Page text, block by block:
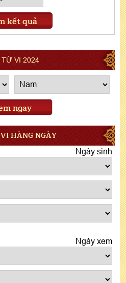
kết quả
TỬ VI 2024
ngay
HÀNG NGÀY
Ngày sinh
Ngày xem